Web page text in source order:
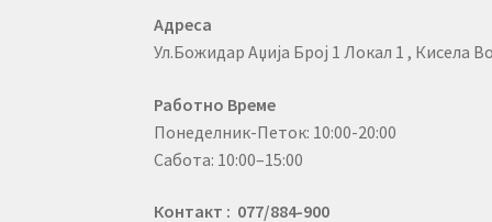
Адреса
Ул.Божидар Аџија Број 1 Локал 1 , Кисела
Работно Време
Понеделник-Петок: 10:00-20:00
Сабота: 10:00–15:00
Контакт : 077/884-900